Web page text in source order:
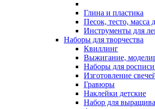
Глина и пластика
Песок, тесто, масса
Инструменты для
Наборы для творчества
Квиллинг
Выжигание,
Наборы для
Изготовление
Гравюры
Наклейки детские
Набор для